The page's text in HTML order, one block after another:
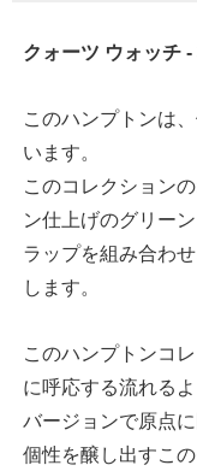
クォーツ ウォッチ -
このハンプトンは
います。
このコレクション
ン仕上げのグリー
ラップを組み合わ
します。
このハンプトンコ
に呼応する流れる
バージョンで原点に
個性を醸し出すこ